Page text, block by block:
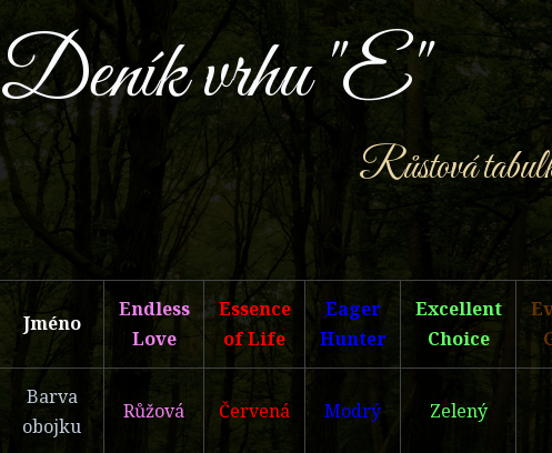
Deník vrhu "E"
Růstová
Jméno
Endless
Love
Essence
of Life
Eager
Hunter
Excellent
Choice
Barva
obojku
Růžová Červená Modrý Zelený